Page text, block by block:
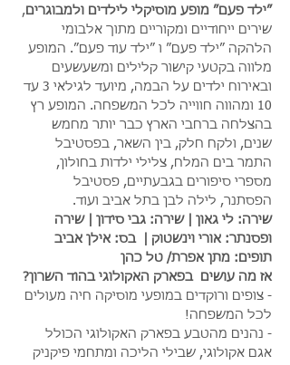
״ילד פעם״ מופע מוסיקלי לילדים ולמבוגרים,
שירים ייחודיים ומקוריים מתוך אלבומי
הלהקה ״ילד פעם״ ו ״ילד עוד פעם״. המופע
מלווה בקטעי קישור קלילים ומשעשעים
ובאירוח ילדים על הבמה, מיועד לגילאי 3 עד
10 ומהווה חווייה לכל המשפחה. המופע רץ
בהצלחה ברחבי הארץ כבר יותר מחמש
שנים, ולקח חלק, בין השאר, בפסטיבל
התמר בים המלח, צלילי ילדות בחולון,
מספרי סיפורים בגבעתיים, פסטיבל
הפסתנר, לילה לבן בתל אביב ועוד.
שירה: לי גאון | שירה: גבי סידון | שירה
ופסנתר: אורי וינשטוק |  בס: אילן אביב
תופים: מתן אפרת/ טל כהן
אז מה עושים  בפארק האקולוגי בהוד השרון?
- צופים ורוקדים במופעי מוסיקה חיה מעולים
לכל המשפחה!
- נהנים מהטבע בפארק האקולוגי הכולל
אגם אקולוגי, שבילי הליכה ומתחמי פיקניק